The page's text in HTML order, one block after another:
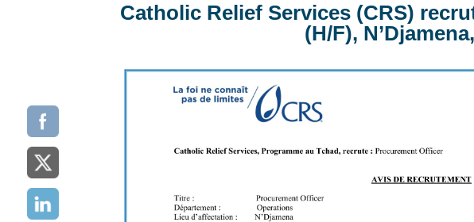
Catholic Relief Services (CRS)
(H/F),